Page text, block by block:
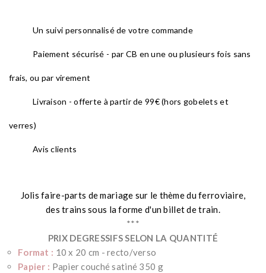
Un suivi personnalisé de votre commande
Paiement sécurisé - par CB en une ou plusieurs fois sans
frais, ou par virement
Livraison - offerte à partir de 99€ (hors gobelets et
verres)
Avis clients
Jolis faire-parts de mariage sur le thème du ferroviaire,
des trains sous la forme d'un billet de train.
***
PRIX DEGRESSIFS SELON LA QUANTITÉ
Format : 10 x 20 cm - recto/verso
Papier : Papier couché satiné 350 g